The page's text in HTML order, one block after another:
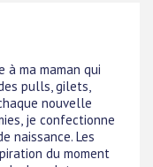
à ma maman qui
pulls, gilets,
nouvelle
je confectionne
naissance. Les
du moment